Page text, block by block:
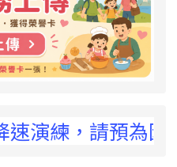
請預為因應，詳